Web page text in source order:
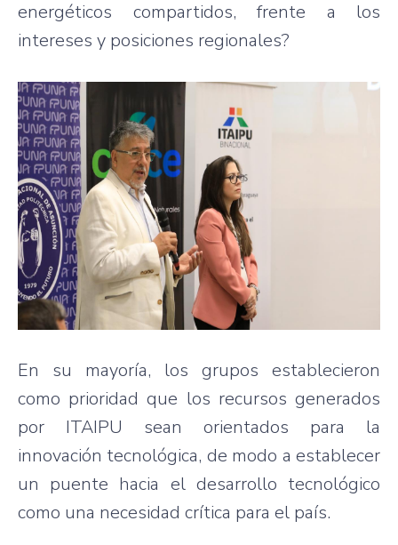
energéticos compartidos, frente a los
intereses y posiciones regionales?
En su mayoría, los grupos establecieron
como prioridad que los recursos generados
por ITAIPU sean orientados para la
innovación tecnológica, de modo a establecer
un puente hacia el desarrollo tecnológico
como una necesidad crítica para el país.